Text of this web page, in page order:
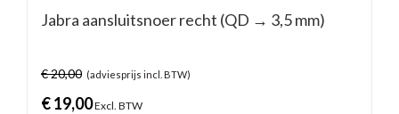
Jabra aansluitsnoer recht (QD → 3,5 mm)
€20,00 (adviesprijs incl. BTW)
€19,00Excl. BTW